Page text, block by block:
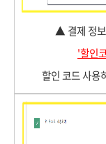
▲ 결제 정
'할인
할인 코드 사용